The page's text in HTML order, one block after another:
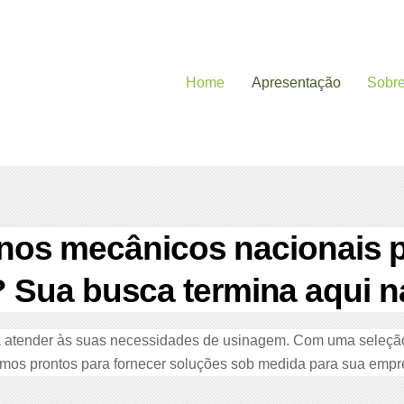
Home Apresentação
mecânicos nacionais
Sua busca termina aqui
às suas necessidades de usinagem. Com uma
prontos para fornecer soluções sob medida para sua